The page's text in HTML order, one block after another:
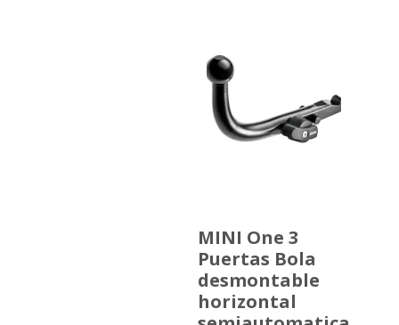
MINI One 3
Puertas Bola
desmontable
horizontal